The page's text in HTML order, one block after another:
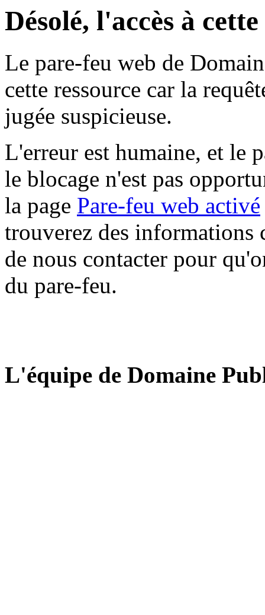
Désolé, l'accès à
Le pare-feu web de
cette ressource car la
jugée suspicieuse.
L'erreur est humaine, et le
le blocage n'est pas
la page Pare-feu web activé
trouverez des informations
de nous contacter pour
du pare-feu.
L'équipe de Domaine